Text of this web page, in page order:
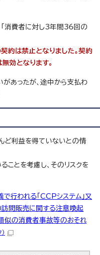
「消費者に対し3年間36回の
は禁止となりました。契約
効となります。
あったが、途中から支払わ
ど利益を得ていないとの情
とを考慮し、そのリスクを
行われる「CCPシステム」又
訪問販売に関する注意喚起
の消費者事故等のおそれ